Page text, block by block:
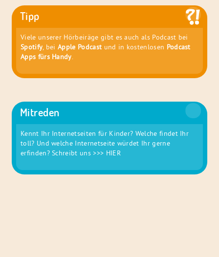
Tipp
Viele unserer Hörbeiräge gibt es auch als Podcast bei
Spotify, beiApple Podcast und in kostenlosen Podcast
Apps fürs Handy.
Mitreden
Kennt Ihr Internetseiten für Kinder? Welche findet Ihr
toll? Und welche Internetseite würdet Ihr gerne
erfinden? Schreibt uns>>> HIER